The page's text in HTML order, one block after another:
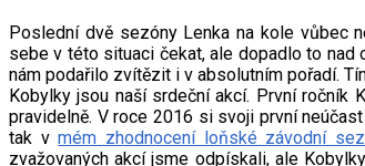
Poslední dvě sezóny Lenka na kole vůbec
sebe v této situaci čekat, ale dopadlo to
nám podařilo zvítězit i v absolutním pořadí.
Kobylky jsou naší srdeční akcí. První
pravidelně. V roce 2016 si svoji první
tak vmém zhodnocení loňské závodní
zvažovaných akcí jsme odpískali, ale